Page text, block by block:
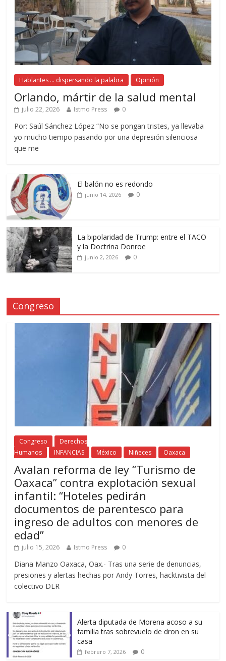
Hablantes ... dispersando la palabra Opinión
Orlando, mártir de la salud mental
julio 22, 2026 Istmo Press 0
Por: Saúl Sánchez López “No se pongan tristes, ya llevaba
yo mucho tiempo pasando por una depresión silenciosa
que me
El balón no es redondo
junio 14, 2026 0
La bipolaridad de Trump: entre el TACO
y la Doctrina Donroe
junio 2, 2026 0
Congreso
Congreso
Derechos
Humanos
INFANCIAS México Niñeces Oaxaca
Avalan reforma de ley “Turismo de
Oaxaca” contra explotación sexual
infantil: “Hoteles pedirán
documentos de parentesco para
ingreso de adultos con menores de
edad”
julio 15, 2026 Istmo Press 0
Diana Manzo Oaxaca, Oax.- Tras una serie de denuncias,
presiones y alertas hechas por Andy Torres, hacktivista del
colectivo DLR
Alerta diputada de Morena acoso a su
familia tras sobrevuelo de dron en su
casa
febrero 7, 2026 0